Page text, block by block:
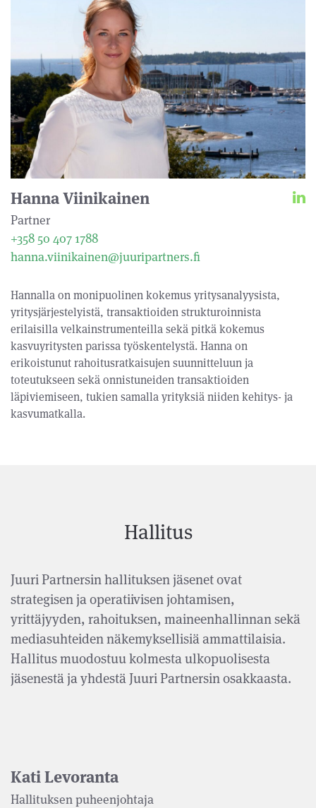
Hanna Viinikainen
Partner
+358 50 407 1788
hanna.viinikainen@juuripartners.fi
Hannalla on monipuolinen kokemus yritysanalyysista,
yritysjärjestelyistä, transaktioiden strukturoinnista
erilaisilla velkainstrumenteilla sekä pitkä kokemus
kasvuyritysten parissa työskentelystä. Hanna on
erikoistunut rahoitusratkaisujen suunnitteluun ja
toteutukseen sekä onnistuneiden transaktioiden
läpiviemiseen, tukien samalla yrityksiä niiden kehitys- ja
kasvumatkalla.
Hallitus
Juuri Partnersin hallituksen jäsenet ovat
strategisen ja operatiivisen johtamisen,
yrittäjyyden, rahoituksen, maineenhallinnan sekä
mediasuhteiden näkemyksellisiä ammattilaisia.
Hallitus muodostuu kolmesta ulkopuolisesta
jäsenestä ja yhdestä Juuri Partnersin osakkaasta.
Kati Levoranta
Hallituksen puheenjohtaja